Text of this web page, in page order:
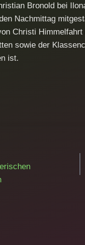
Bronold bei
Nachmittag
Christi
sowie der
ist.